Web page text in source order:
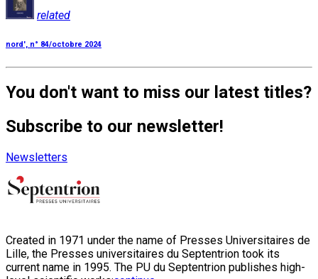
related
nord', n° 84/octobre 2024
You don't want to miss our latest titles?
Subscribe to our newsletter!
Newsletters
Created in 1971 under the name of Presses Universitaires de
Lille, the Presses universitaires du Septentrion took its
current name in 1995. The PU du Septentrion publishes high-